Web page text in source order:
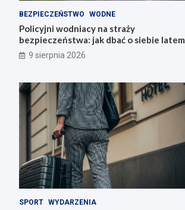
BEZPIECZEŃSTWO WODNE
Policyjni wodniacy na straży
bezpieczeństwa: jak dbać o siebie latem
nad wodą
9 sierpnia 2026
SPORT WYDARZENIA